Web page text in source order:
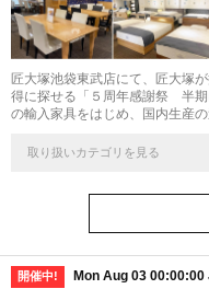
匠大塚池袋東武店にて、匠大塚
得に探せる「５周年感謝祭 半
の輸入家具をはじめ、国内生産
取り扱いカテゴリを見る
開催中! Mon Aug 03